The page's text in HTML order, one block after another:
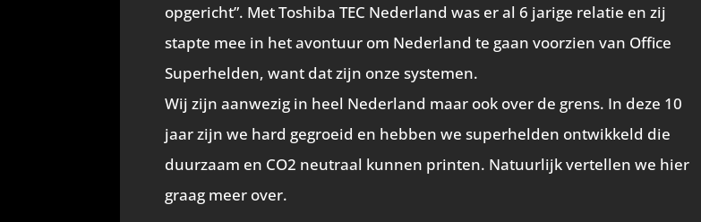
opgericht”. Met Toshiba TEC Nederland was er al 6 jarige relatie en zij
stapte mee in het avontuur om Nederland te gaan voorzien van Office
Superhelden, want dat zijn onze systemen.
Wij zijn aanwezig in heel Nederland maar ook over de grens. In deze 10
jaar zijn we hard gegroeid en hebben we superhelden ontwikkeld die
duurzaam en CO2 neutraal kunnen printen. Natuurlijk vertellen we hier
graag meer over.